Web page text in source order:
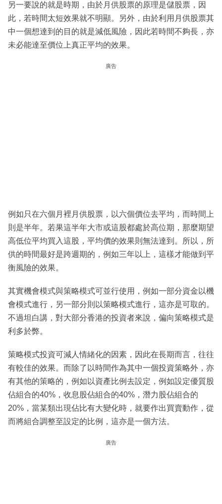
另一要說的就是時期，由於月供股票的原理是儲股票，因
此，若時間太短效果就不明顯。另外，由於利用月供股票其
中一個想達到的目的就是減低風險，因此若時間不夠長，亦
未必能達至價位上真正平均的效果。
廣告
例如只在六個月裡月供股票，以六個價位去平均，而時間上
則是半年。若果這半年大市或這股都處於高位期，那麼期望
高低位平均買入這股，平均價的效果則無法達到。所以，所
供的時間最好是跨週期的，例如三年以上，這樣才能做到平
衡風險的效果。
其實機會模式與策略模式可並行使用，例如一部分資金以機
會模式進行，另一部分則以策略模式進行，這亦是可取的。
不過坦白講，對大部分香港的投資者來說，偏向策略模式是
利多於弊。
策略模式投資可減人情緒化的因素，因此在長期而言，往往
有較佳的效果。而除了以時間作為其中一個投資策略外，亦
有其他的策略的，例如以資產比例去設定，例如設定優質股
佔組合的40%，收息股佔組合的40%，潛力股佔組合的
20%，當某類出現佔比有大變化時，就要作出買賣動作，從
而將組合調整至設定的比例，這亦是一個方法。
廣告